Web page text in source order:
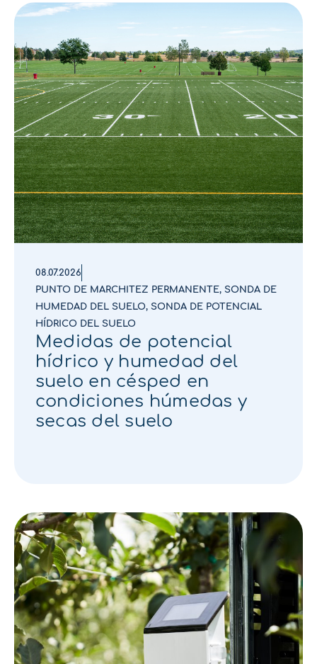
08.07.2026
PUNTO DE MARCHITEZ PERMANENTE, SONDA DE
HUMEDAD DEL SUELO, SONDA DE POTENCIAL
HÍDRICO DEL SUELO
Medidas de potencial
hídrico y humedad del
suelo en césped en
condiciones húmedas y
secas del suelo